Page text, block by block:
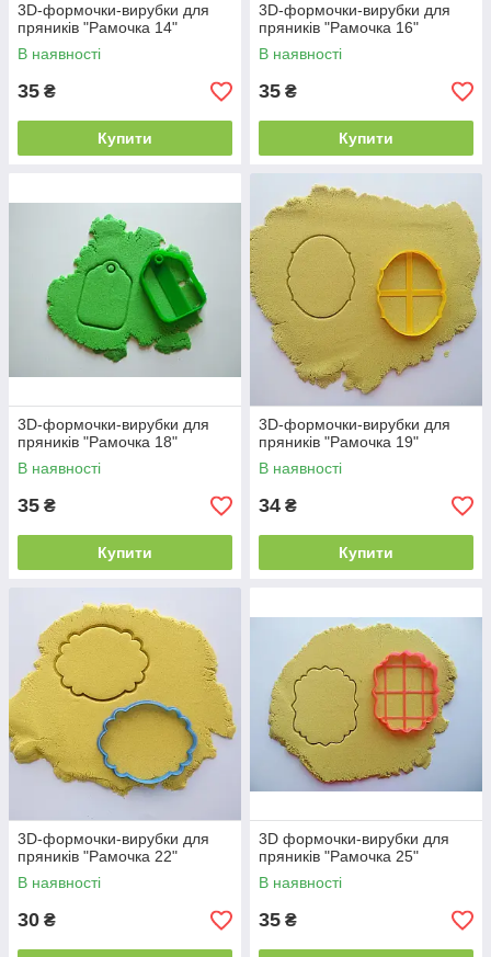
3D-формочки-вирубки для
пряників "Рамочка 14"
В наявності
35 ₴
Купити
3D-формочки-вирубки для
пряників "Рамочка 16"
В наявності
35 ₴
Купити
3D-формочки-вирубки для
пряників "Рамочка 18"
В наявності
35 ₴
Купити
3D-формочки-вирубки для
пряників "Рамочка 19"
В наявності
34 ₴
Купити
3D-формочки-вирубки для
пряників "Рамочка 22"
В наявності
30 ₴
3D формочки-вирубки для
пряників "Рамочка 25"
В наявності
35 ₴